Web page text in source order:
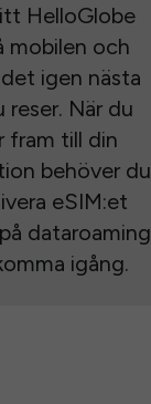
HelloGlobe
mobilen och
igen nästa
reser. När du
fram till din
behöver du
eSIM:et
dataroaming
igång.